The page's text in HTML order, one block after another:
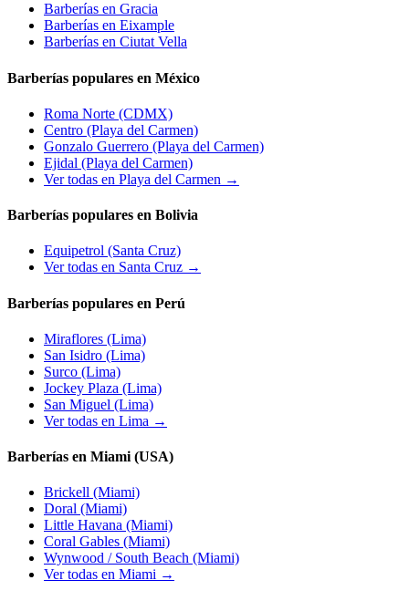
Barberías en Gracia
Barberías en Eixample
Barberías en Ciutat Vella
Barberías populares en México
Roma Norte (CDMX)
Centro (Playa del Carmen)
Gonzalo Guerrero (Playa del Carmen)
Ejidal (Playa del Carmen)
Ver todas en Playa del Carmen →
Barberías populares en Bolivia
Equipetrol (Santa Cruz)
Ver todas en Santa Cruz →
Barberías populares en Perú
Miraflores (Lima)
San Isidro (Lima)
Surco (Lima)
Jockey Plaza (Lima)
San Miguel (Lima)
Ver todas en Lima →
Barberías en Miami (USA)
Brickell (Miami)
Doral (Miami)
Little Havana (Miami)
Coral Gables (Miami)
Wynwood / South Beach (Miami)
Ver todas en Miami →